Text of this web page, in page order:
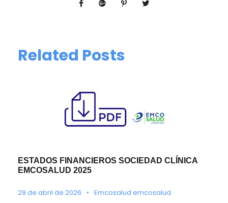
Related Posts
ESTADOS FINANCIEROS SOCIEDAD CLÍNICA
EMCOSALUD 2025
29 de abril de 2026 • Emcosalud emcosalud